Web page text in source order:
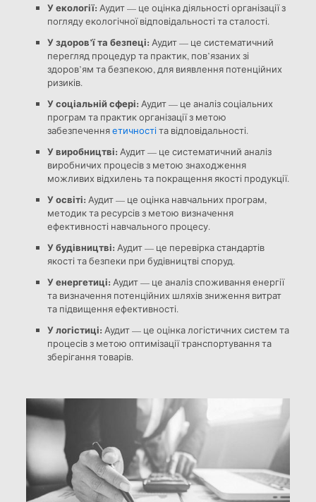
У екології: Аудит — це оцінка діяльності організації з
погляду екологічної відповідальності та сталості.
У здоров’ї та безпеці: Аудит — це систематичний
перегляд процедур та практик, пов’язаних зі
здоров’ям та безпекою, для виявлення потенційних
ризиків.
У соціальній сфері: Аудит — це аналіз соціальних
програм та практик організації з метою
забезпеченняетичностіта відповідальності.
У виробництві: Аудит — це систематичний аналіз
виробничих процесів з метою знаходження
можливих відхилень та покращення якості продукції.
У освіті: Аудит — це оцінка навчальних програм,
методик та ресурсів з метою визначення
ефективності навчального процесу.
У будівництві: Аудит — це перевірка стандартів
якості та безпеки при будівництві споруд.
У енергетиці: Аудит — це аналіз споживання енергії
та визначення потенційних шляхів зниження витрат
та підвищення ефективності.
У логістиці: Аудит — це оцінка логістичних систем та
процесів з метою оптимізації транспортування та
зберігання товарів.